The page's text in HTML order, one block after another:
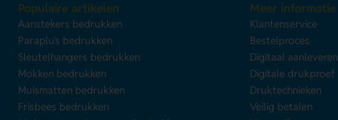
Populaire artikelen
Aanstekers bedrukken
Paraplu's bedrukken
Sleutelhangers bedrukken
Mokken bedrukken
Muismatten bedrukken
Frisbees bedrukken
Meer informatie
Klantenservice
Bestelproces
Digitaal aanleveren
Digitale drukproef
Druktechnieken
Veilig betalen